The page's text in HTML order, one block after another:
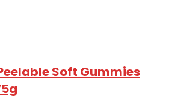
Soft Gummies